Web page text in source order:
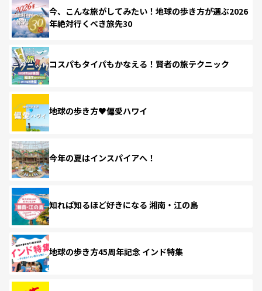
今、こんな旅がしてみたい！地球の歩き方が選ぶ2026
年絶対行くべき旅先30
コスパもタイパもかなえる！賢者の旅テクニック
地球の歩き方♥偏愛ハワイ
今年の夏はインスパイアへ！
知れば知るほど好きになる 湘南・江の島
地球の歩き方45周年記念 インド特集